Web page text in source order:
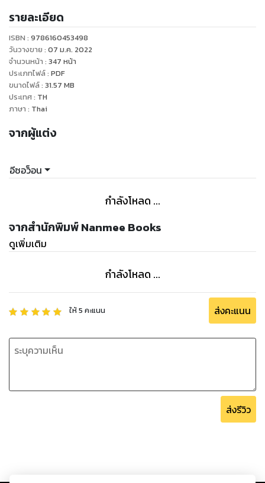
ๆ ผ่านประสบการณ์ความสัมพันธ์รอบตัวของนักเขียนผู้เป็นที่
ปรึกษาความรุนแรงในครอบครัว จึงทำให้เล่มนี้อ่านง่าย เยียวยา
จิตใจ และนำไปใช้ได้จริง
รายละเอียด
ISBN : 9786160453498
วันวางขาย : 07 ม.ค. 2022
จำนวนหน้า : 347 หน้า
ประเภทไฟล์: PDF
ขนาดไฟล์: 31.57 MB
ประเทศ: TH
ภาษา : Thai
จากผู้แต่ง
อีซอว็อน
กำลังโหลด ...
จากสำนักพิมพ์ Nanmee Books
ดูเพิ่มเติม
กำลังโหลด ...
ให้5 คะแนน ส่งคะแนน
ส่งรีวิว